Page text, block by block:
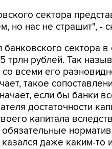
сектора
но нас не страшит", -
банковского сектора
трлн рублей. Так
со всеми его
такое
если бы банки
достаточности
капитала
казался даже каким-